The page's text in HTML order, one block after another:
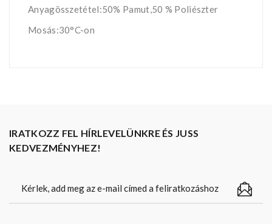
Anyagösszetétel:50% Pamut,50 % Poliészter
Mosás:30°C-on
IRATKOZZ FEL HÍRLEVELÜNKRE ÉS JUSS
KEDVEZMÉNYHEZ!